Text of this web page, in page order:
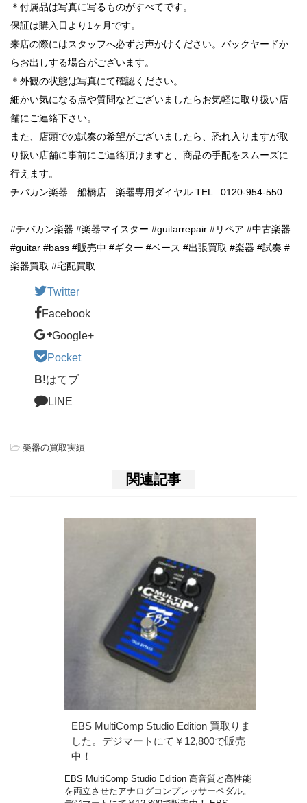
＊付属品は写真に写るものがすべてです。
保証は購入日より1ヶ月です。
来店の際にはスタッフへ必ずお声かけください。バックヤードか
らお出しする場合がございます。
＊外観の状態は写真にて確認ください。
細かい気になる点や質問などございましたらお気軽に取り扱い店
舗にご連絡下さい。
また、店頭での試奏の希望がございましたら、恐れ入りますが取
り扱い店舗に事前にご連絡頂けますと、商品の手配をスムーズに
行えます。
チバカン楽器 船橋店 楽器専用ダイヤル TEL : 0120-954-550
#チバカン楽器 #楽器マイスター #guitarrepair #リペア #中古楽器
#guitar #bass #販売中 #ギター #ベース #出張買取 #楽器 #試奏 #
楽器買取 #宅配買取
Twitter
Facebook
Google+
Pocket
B!はてブ
LINE
-楽器の買取実績
関連記事
EBS MultiComp Studio Edition 買取りま
した。デジマートにて￥12,800で販売
中！
EBS MultiComp Studio Edition 高音質と高性能
を両立させたアナログコンプレッサーペダル。